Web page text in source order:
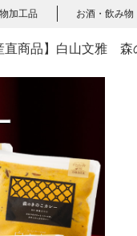
加工品 お酒・飲み物
直商品】白山文雅